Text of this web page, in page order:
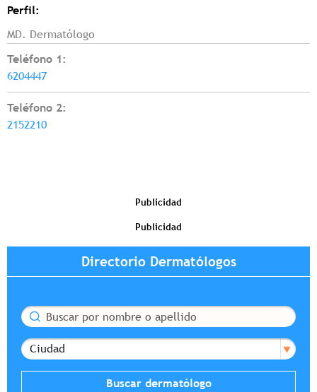
Perfil:
MD. Dermatólogo
Teléfono 1:
6204447
Teléfono 2:
2152210
Publicidad
Publicidad
Directorio Dermatólogos
Buscar
Ciudad